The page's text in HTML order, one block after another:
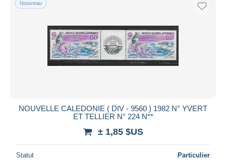
Nouveau
NOUVELLE CALEDONIE ( DIV - 9560 ) 1982 N° YVERT
ET TELLIER N° 224 N**
± 1,85 $US
Statut Particulier